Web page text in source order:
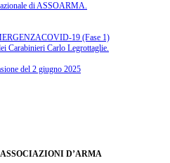
di ASSOARMA.
19 (Fase 1)
Carabinieri Carlo Legrottaglie.
del 2 giugno 2025
D’ARMA